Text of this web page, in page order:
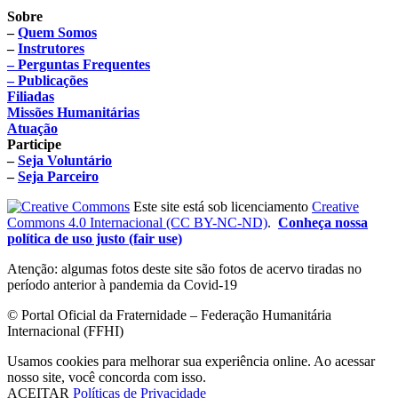
Sobre
–Quem Somos
–Instrutores
– Perguntas Frequentes
– Publicações
Filiadas
Missões Humanitárias
Atuação
Participe
–Seja Voluntário
–Seja Parceiro
Este site está sob licenciamento Creative
Commons 4.0 Internacional (CC BY-NC-ND). Conheça nossa
política de uso justo (fair use)
Atenção: algumas fotos deste site são fotos de acervo tiradas no
período anterior à pandemia da Covid-19
© Portal Oficial da Fraternidade – Federação Humanitária
Internacional (FFHI)
Usamos cookies para melhorar sua experiência online. Ao acessar
nosso site, você concorda com isso.
ACEITAR Políticas de Privacidade